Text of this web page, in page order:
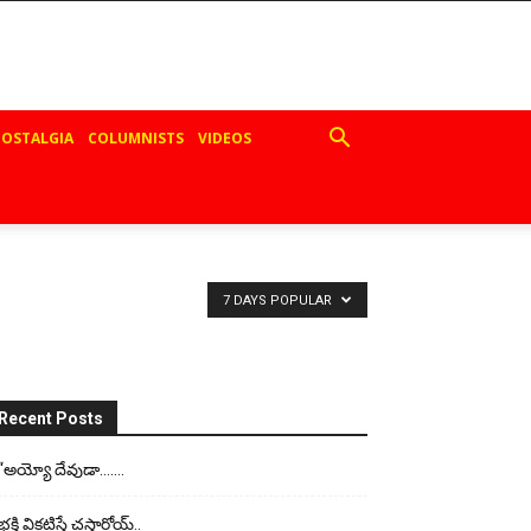
COLUMNISTS VIDEOS
7 DAYS POPULAR
Recent Posts
దేవుడా…….
విక‌టిస్తే చ‌స్తార్రోయ్‌..